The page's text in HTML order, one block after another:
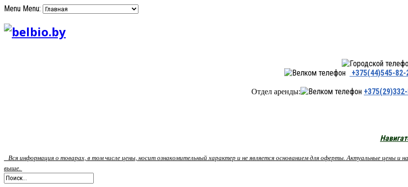
Menu Menu:
Минск
+375(44)545-82-
Отдел аренды:
Вся информация о товарах, в том числе цены, носит ознакомительный характер и не является основанием для оферты. Актуальные цены
выше.